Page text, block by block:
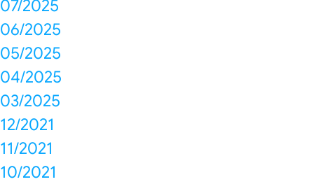
07/2025
06/2025
05/2025
04/2025
03/2025
12/2021
11/2021
10/2021